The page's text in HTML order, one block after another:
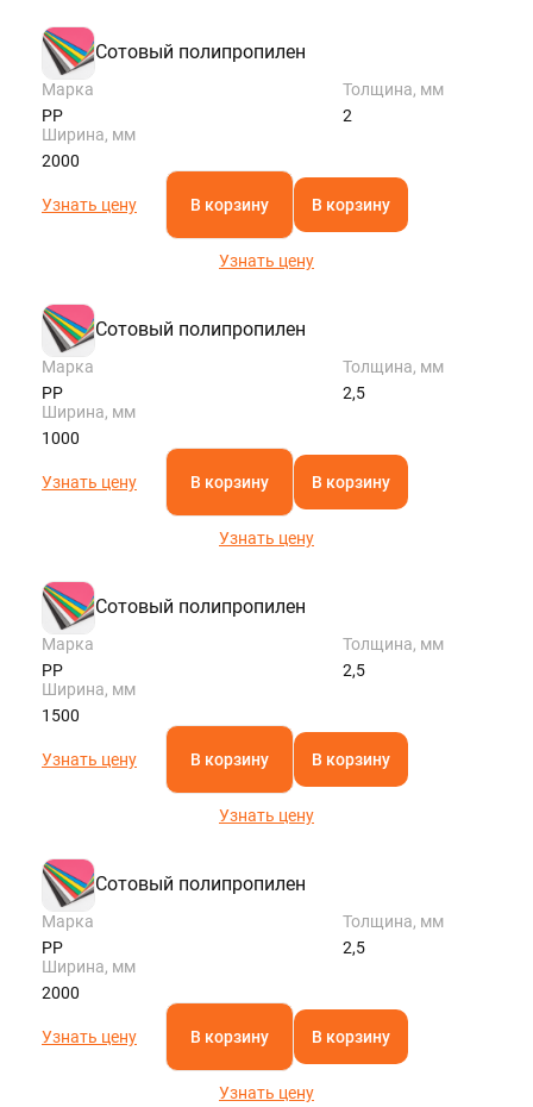
Сотовый полипропилен
Марка
PP
Толщина, мм
2
Ширина, мм
2000
Узнать цену В корзину В корзину
Узнать цену
Сотовый полипропилен
Марка
PP
Толщина, мм
2,5
Ширина, мм
1000
Узнать цену В корзину В корзину
Узнать цену
Сотовый полипропилен
Марка
PP
Толщина, мм
2,5
Ширина, мм
1500
Узнать цену В корзину В корзину
Узнать цену
Сотовый полипропилен
Марка
PP
Толщина, мм
2,5
Ширина, мм
2000
Узнать цену В корзину В корзину
Узнать цену